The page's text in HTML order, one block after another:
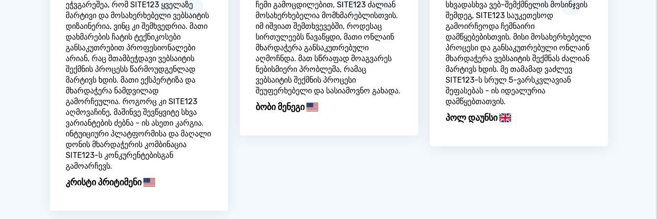
ეჭვგარეშეა, რომ SITE123 ყველაზე
მარტივი და მოსახერხებელი ვებსაიტის
დიზაინერია, ვინც კი შემხვედრია. მათი
დახმარების ჩატის ტექნიკოსები
განსაკუთრებით პროფესიონალები
არიან, რაც შთამბეჭდავი ვებსაიტის
შექმნის პროცესს წარმოუდგენლად
მარტივს ხდის. მათი ექსპერტიზა და
მხარდაჭერა ნამდვილად
გამორჩეულია. როგორც კი SITE123
აღმოვაჩინე, მაშინვე შევწყვიტე სხვა
ვარიანტების ძებნა - ის ასეთი კარგია.
ინტუიციური პლატფორმისა და მაღალი
დონის მხარდაჭერის კომბინაცია
SITE123-ს კონკურენტებისგან
გამოარჩევს.
კრისტი პრიტიმენი
ჩემი გამოცდილებით, SITE123 ძალიან
მოსახერხებელია მომხმარებლისთვის.
იმ იშვიათ შემთხვევებში, როდესაც
სირთულეებს წავაწყდი, მათი ონლაინ
მხარდაჭერა განსაკუთრებული
აღმოჩნდა. მათ სწრაფად მოაგვარეს
ნებისმიერი პრობლემა, რამაც
ვებსაიტის შექმნის პროცესი
შეუფერხებელი და სასიამოვნო გახადა.
ბობი მენეგი
სხვადასხვა ვებ-შემქმნელის მოსინჯვის
შემდეგ, SITE123 საუკეთესოდ
გამოირჩეოდა ჩემნაირი
დამწყებებისთვის. მისი მოსახერხებელი
პროცესი და განსაკუთრებული ონლაინ
მხარდაჭერა ვებსაიტის შექმნას ძალიან
მარტივს ხდის. მე თამამად ვაძლევ
SITE123-ს სრულ 5-ვარსკვლავიან
შეფასებას - ის იდეალურია
დამწყებთათვის.
პოლ დაუნსი